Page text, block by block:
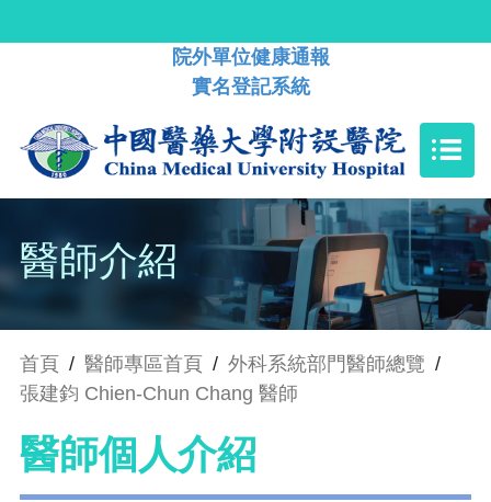
院外單位健康通報
實名登記系統
醫師介紹
首頁 / 醫師專區首頁 / 外科系統部門醫師總覽 /
張建鈞 Chien-Chun Chang 醫師
醫師個人介紹